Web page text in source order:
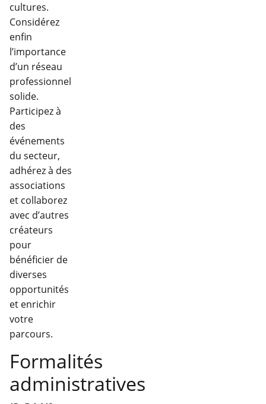
cultures.
Considérez
enfin
l’importance
d’un réseau
professionnel
solide.
Participez à
des
événements
du secteur,
adhérez à des
associations
et collaborez
avec d’autres
créateurs
pour
bénéficier de
diverses
opportunités
et enrichir
votre
parcours.
Formalités
administratives